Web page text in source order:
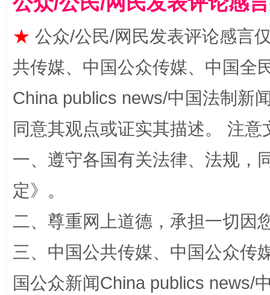
扯下公款旅游的“隐身衣” 如何以
“蜀中异人”王建安的艺术幻境
★ 公众/公民/网民发表评论感言
共传媒、中国公众传媒、中国全
China publics news/中国法制新
同意其观点或证实其描述。 注
一、遵守各国有关法律、法规，
定》。
二、尊重网上道德，承担一切因
三、中国公共传媒、中国公众传
国公众新闻China publics news/